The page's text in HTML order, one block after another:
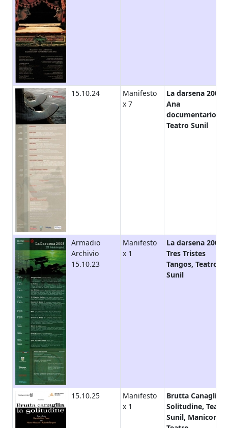
15.10.24
Manifesto
x 7
La darsena 2009,
Ana
documentario,
Teatro Sunil
Armadio
Archivio
15.10.23
Manifesto
x 1
La darsena 2008,
Tres Tristes
Tangos, Teatro
Sunil
15.10.25
Manifesto
x 1
Brutta Canaglia
Solitudine, Teatro
Sunil,